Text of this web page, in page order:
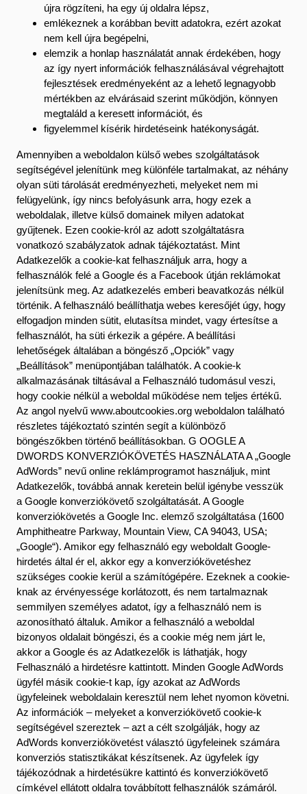
újra rögzíteni, ha egy új oldalra lépsz,
emlékeznek a korábban bevitt adatokra, ezért azokat
nem kell újra begépelni,
elemzik a honlap használatát annak érdekében, hogy
az így nyert információk felhasználásával végrehajtott
fejlesztések eredményeként az a lehető legnagyobb
mértékben az elvárásaid szerint működjön, könnyen
megtaláld a keresett információt, és
figyelemmel kísérik hirdetéseink hatékonyságát.
Amennyiben a weboldalon külső webes szolgáltatások
segítségével jelenítünk meg különféle tartalmakat, az néhány
olyan süti tárolását eredményezheti, melyeket nem mi
felügyelünk, így nincs befolyásunk arra, hogy ezek a
weboldalak, illetve külső domainek milyen adatokat
gyűjtenek. Ezen cookie-król az adott szolgáltatásra
vonatkozó szabályzatok adnak tájékoztatást. Mint
Adatkezelők a cookie-kat felhasználjuk arra, hogy a
felhasználók felé a Google és a Facebook útján reklámokat
jelenítsünk meg. Az adatkezelés emberi beavatkozás nélkül
történik. A felhasználó beállíthatja webes keresőjét úgy, hogy
elfogadjon minden sütit, elutasítsa mindet, vagy értesítse a
felhasználót, ha süti érkezik a gépére. A beállítási
lehetőségek általában a böngésző „Opciók” vagy
„Beállítások” menüpontjában találhatók. A cookie-k
alkalmazásának tiltásával a Felhasználó tudomásul veszi,
hogy cookie nélkül a weboldal működése nem teljes értékű.
Az angol nyelvű www.aboutcookies.org weboldalon található
részletes tájékoztató szintén segít a különböző
böngészőkben történő beállításokban. G OOGLE A
DWORDS KONVERZIÓKÖVETÉS HASZNÁLATA A „Google
AdWords” nevű online reklámprogramot használjuk, mint
Adatkezelők, továbbá annak keretein belül igénybe vesszük
a Google konverziókövető szolgáltatását. A Google
konverziókövetés a Google Inc. elemző szolgáltatása (1600
Amphitheatre Parkway, Mountain View, CA 94043, USA;
„Google“). Amikor egy felhasználó egy weboldalt Google-
hirdetés által ér el, akkor egy a konverziókövetéshez
szükséges cookie kerül a számítógépére. Ezeknek a cookie-
knak az érvényessége korlátozott, és nem tartalmaznak
semmilyen személyes adatot, így a felhasználó nem is
azonosítható általuk. Amikor a felhasználó a weboldal
bizonyos oldalait böngészi, és a cookie még nem járt le,
akkor a Google és az Adatkezelők is láthatják, hogy
Felhasználó a hirdetésre kattintott. Minden Google AdWords
ügyfél másik cookie-t kap, így azokat az AdWords
ügyfeleinek weboldalain keresztül nem lehet nyomon követni.
Az információk – melyeket a konverziókövető cookie-k
segítségével szereztek – azt a célt szolgálják, hogy az
AdWords konverziókövetést választó ügyfeleinek számára
konverziós statisztikákat készítsenek. Az ügyfelek így
tájékozódnak a hirdetésükre kattintó és konverziókövető
címkével ellátott oldalra továbbított felhasználók számáról.